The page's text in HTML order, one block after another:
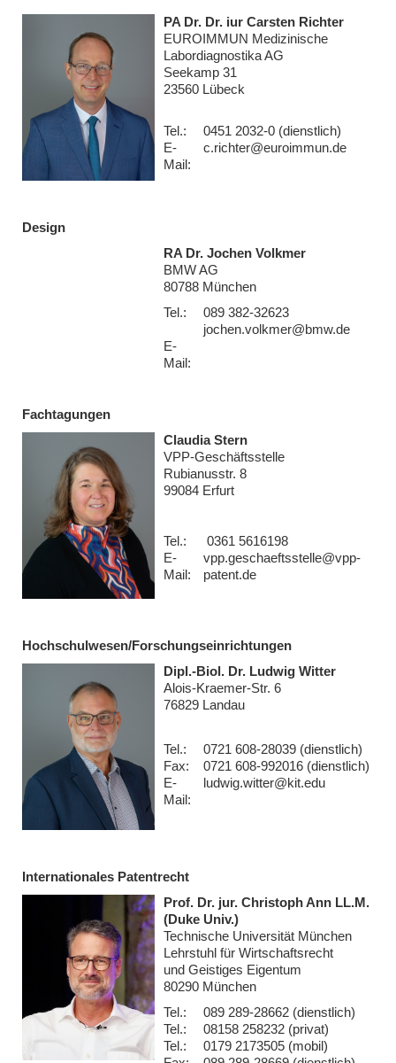
PA Dr. Dr. iur Carsten Richter
EUROIMMUN Medizinische
Labordiagnostika AG
Seekamp 31
23560 Lübeck
Tel.:
E-
Mail:
0451 2032-0 (dienstlich)
c.richter@euroimmun.de
Design
RA Dr. Jochen Volkmer
BMW AG
80788 München
Tel.:
E-
Mail:
089 382-32623
jochen.volkmer@bmw.de
Fachtagungen
Claudia Stern
VPP-Geschäftsstelle
Rubianusstr. 8
99084 Erfurt
Tel.:
E-
Mail:
0361 5616198
vpp.geschaeftsstelle@vpp-
patent.de
Hochschulwesen/Forschungseinrichtungen
Dipl.-Biol. Dr. Ludwig Witter
Alois-Kraemer-Str. 6
76829 Landau
Tel.:
Fax:
E-
Mail:
0721 608-28039 (dienstlich)
0721 608-992016 (dienstlich)
ludwig.witter@kit.edu
Internationales Patentrecht
Prof. Dr. jur. Christoph Ann LL.M.
(Duke Univ.)
Technische Universität München
Lehrstuhl für Wirtschaftsrecht
und Geistiges Eigentum
80290 München
Tel.:
Tel.:
Tel.:
089 289-28662 (dienstlich)
08158 258232 (privat)
0179 2173505 (mobil)